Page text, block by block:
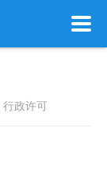
行政许可